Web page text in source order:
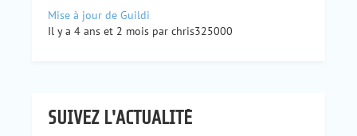
Mise à jour de Guildi
Il y a 4 ans et 2 mois par chris325000
SUIVEZ L'ACTUALITÉ